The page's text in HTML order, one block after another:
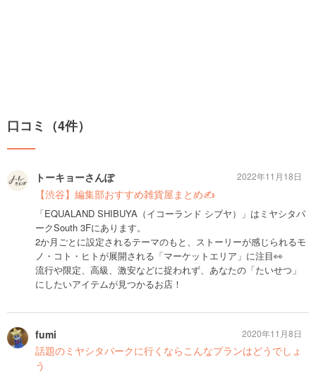
口コミ（4件）
トーキョーさんぽ
【渋谷】編集部おすすめ雑貨屋まとめ✍️
「EQUALAND SHIBUYA（イコーランド シブヤ）」はミヤシタパ
ークSouth 3Fにあります。
2か月ごとに設定されるテーマのもと、ストーリーが感じられるモ
ノ・コト・ヒトが展開される「マーケットエリア」に注目👀
流行や限定、高級、激安などに捉われず、あなたの「たいせつ」
にしたいアイテムが見つかるお店！
2022年11月18日
fumi
話題のミヤシタパークに行くならこんなプランはどうでしょ
う
2020年11月8日